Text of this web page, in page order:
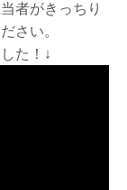
者がきっちり
さい。
た！↓